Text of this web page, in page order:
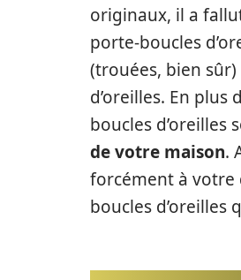
originaux, il a
porte-boucles
(trouées, bien
d’oreilles. En
boucles d’oreilles
de votre maison.
forcément à votre
boucles d’oreilles